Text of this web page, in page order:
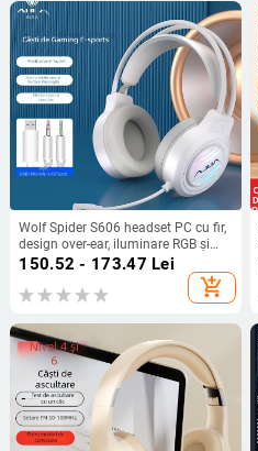
Wolf Spider S606 headset PC cu fir,
design over-ear, iluminare RGB și
anulare zgomotului
150.52 - 173.47 Lei
add_shopping_cart